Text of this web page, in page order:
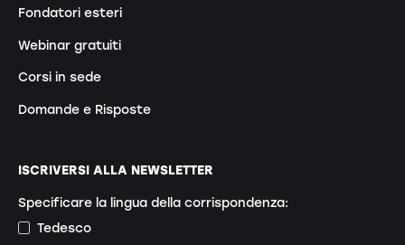
Fondatori esteri
Webinar gratuiti
Corsi in sede
Domande e Risposte
ISCRIVERSI ALLA NEWSLETTER
Specificare la lingua della corrispondenza:
Tedesco